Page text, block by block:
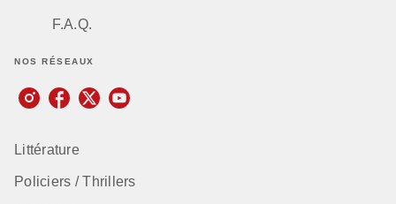
F.A.Q.
NOS RÉSEAUX
Littérature
Policiers / Thrillers